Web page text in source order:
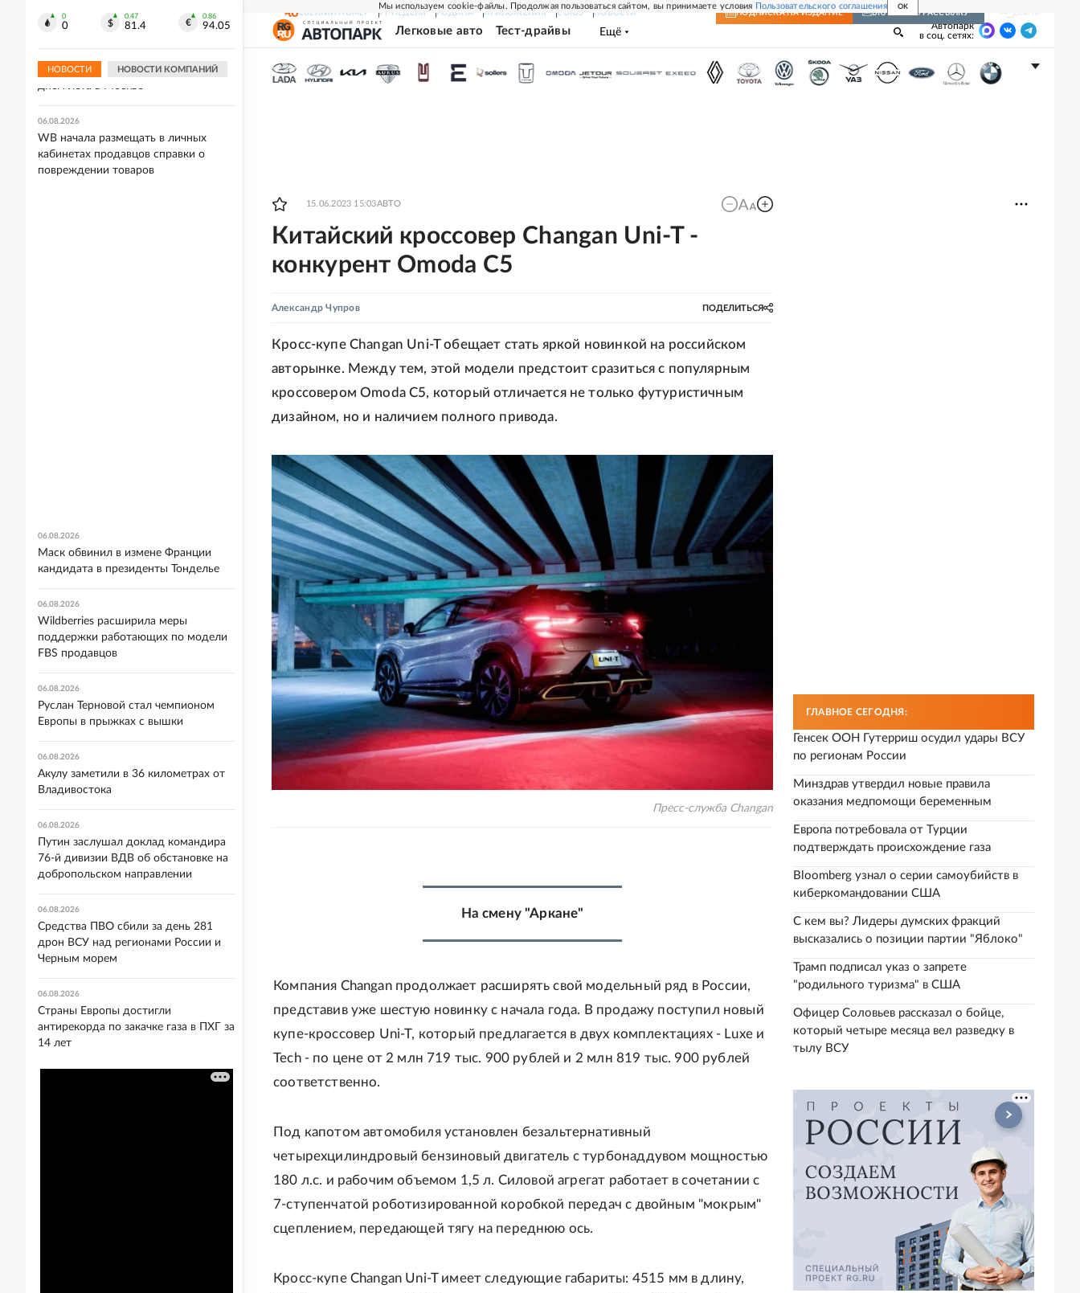
Мы используем cookie-файлы. Продолжая пользоваться сайтом, вы принимаете условия Пользовательского соглашения OK
СВЕЖИЙ НОМЕР РГ-НЕДЕЛЯ РОДИНА ПРИЛОЖЕНИЯ СОЮЗ НОВОСТИ ПОДПИСКА НА ИЗДАНИЕ ВКЛЮЧИТЬ РАССЫЛКУ
Легковые авто Тест-драйвы Ещё
Автопарк
в соц. сетях:
15.06.2023 15:03АВТО
Китайский кроссовер Changan Uni-T -
конкурент Omoda C5
Александр Чупров ПОДЕЛИТЬСЯ
Кросс-купе Changan Uni-T обещает стать яркой новинкой на российском
авторынке. Между тем, этой модели предстоит сразиться с популярным
кроссовером Omoda C5, который отличается не только футуристичным
дизайном, но и наличием полного привода.
Пресс-служба Changan
На смену "Аркане"
Компания Changan продолжает расширять свой модельный ряд в России,
представив уже шестую новинку с начала года. В продажу поступил новый
купе-кроссовер Uni-T, который предлагается в двух комплектациях - Luxe и
Tech - по цене от 2 млн 719 тыс. 900 рублей и 2 млн 819 тыс. 900 рублей
соответственно.
Под капотом автомобиля установлен безальтернативный
четырехцилиндровый бензиновый двигатель с турбонаддувом мощностью
180 л.с. и рабочим объемом 1,5 л. Силовой агрегат работает в сочетании с
7-ступенчатой роботизированной коробкой передач с двойным "мокрым"
сцеплением, передающей тягу на переднюю ось.
Кросс-купе Changan Uni-T имеет следующие габариты: 4515 мм в длину,
ГЛАВНОЕ СЕГОДНЯ:
Генсек ООН Гутерриш осудил удары ВСУ
по регионам России
Минздрав утвердил новые правила
оказания медпомощи беременным
Европа потребовала от Турции
подтверждать происхождение газа
Bloomberg узнал о серии самоубийств в
киберкомандовании США
С кем вы? Лидеры думских фракций
высказались о позиции партии "Яблоко"
Трамп подписал указ о запрете
"родильного туризма" в США
Офицер Соловьев рассказал о бойце,
который четыре месяца вел разведку в
тылу ВСУ
0
0
0.47
81.4
0.86
94.05
НОВОСТИ НОВОСТИ КОМПАНИЙ
может стать последним жарким
днем лета в Москве
06.08.2026
WB начала размещать в личных
кабинетах продавцов справки о
повреждении товаров
06.08.2026
Маск обвинил в измене Франции
кандидата в президенты Тонделье
06.08.2026
Wildberries расширила меры
поддержки работающих по модели
FBS продавцов
06.08.2026
Руслан Терновой стал чемпионом
Европы в прыжках с вышки
06.08.2026
Акулу заметили в 36 километрах от
Владивостока
06.08.2026
Путин заслушал доклад командира
76-й дивизии ВДВ об обстановке на
добропольском направлении
06.08.2026
Средства ПВО сбили за день 281
дрон ВСУ над регионами России и
Черным морем
06.08.2026
Страны Европы достигли
антирекорда по закачке газа в ПХГ за
14 лет